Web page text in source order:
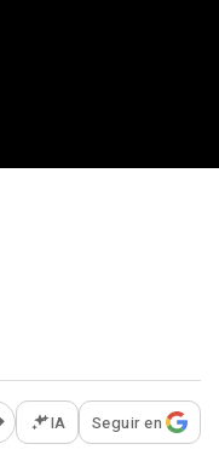
opciones para
IA Seguir en